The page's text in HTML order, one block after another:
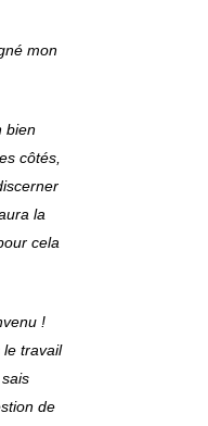
mon
bien
côtés,
la
cela
!
travail
de